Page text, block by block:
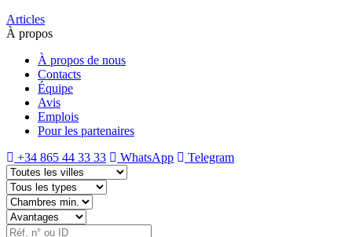
Articles
À propos
À propos de nous
Contacts
Équipe
Avis
Emplois
Pour les partenaires
+34 865 44 33 33
WhatsApp Telegram